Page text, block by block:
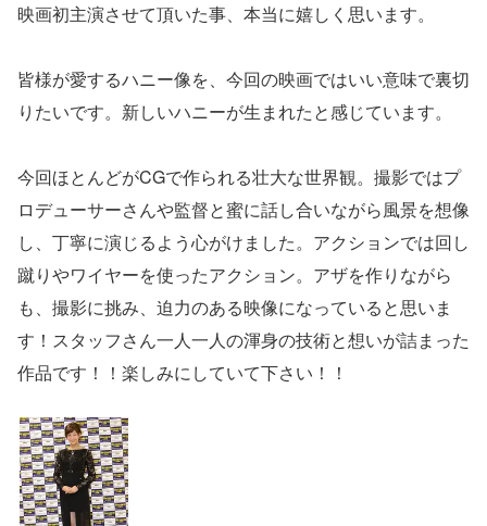
映画初主演させて頂いた事、本当に嬉しく思います。
皆様が愛するハニー像を、今回の映画ではいい意味で裏切
りたいです。新しいハニーが生まれたと感じています。
今回ほとんどがCGで作られる壮大な世界観。撮影ではプ
ロデューサーさんや監督と蜜に話し合いながら風景を想像
し、丁寧に演じるよう心がけました。アクションでは回し
蹴りやワイヤーを使ったアクション。アザを作りながら
も、撮影に挑み、迫力のある映像になっていると思いま
す！スタッフさん一人一人の渾身の技術と想いが詰まった
作品です！！楽しみにしていて下さい！！